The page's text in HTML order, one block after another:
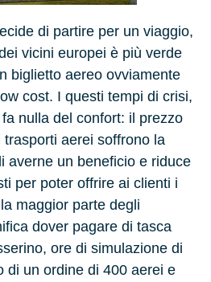
di partire per un viaggio,
vicini europei è più verde
biglietto aereo ovviamente
cost. I questi tempi di crisi,
nulla del confort: il prezzo
aerei soffrono la
averne un beneficio e riduce
per poter offrire ai clienti i
maggior parte degli
dover pagare di tasca
ore di simulazione di
di un ordine di 400 aerei e